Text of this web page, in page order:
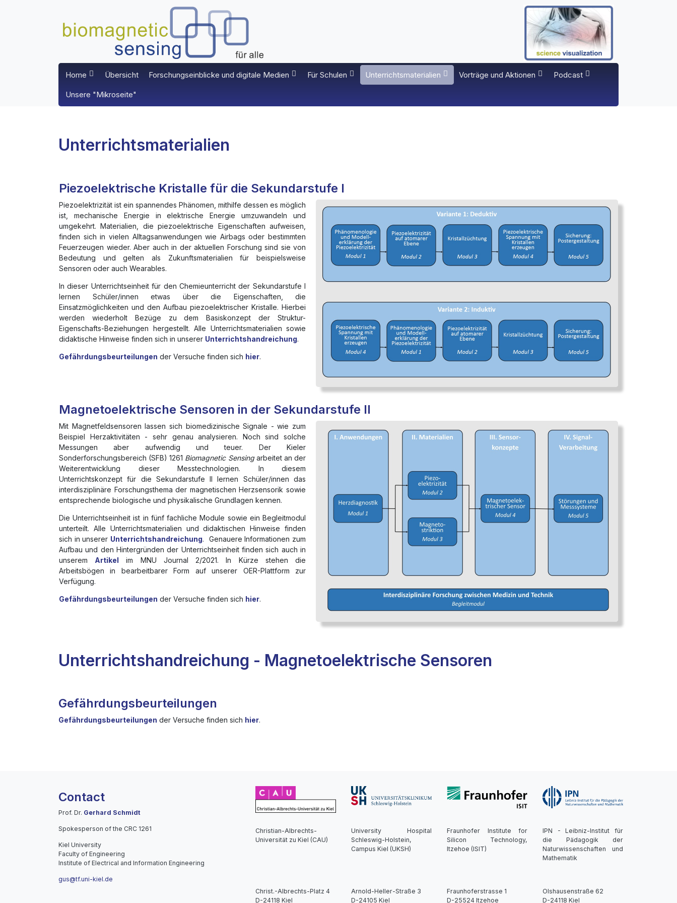
Home Übersicht Forschungseinblicke und digitale Medien Für Schulen Unterrichtsmaterialien Vorträge und Aktionen Podcast
Unsere "Mikroseite"
Unterrichtsmaterialien
Piezoelektrische Kristalle für die Sekundarstufe I
Piezoelektrizität ist ein spannendes Phänomen, mithilfe dessen es möglich
ist, mechanische Energie in elektrische Energie umzuwandeln und
umgekehrt. Materialien, die piezoelektrische Eigenschaften aufweisen,
finden sich in vielen Alltagsanwendungen wie Airbags oder bestimmten
Feuerzeugen wieder. Aber auch in der aktuellen Forschung sind sie von
Bedeutung und gelten als Zukunftsmaterialien für beispielsweise
Sensoren oder auch Wearables.
In dieser Unterrichtseinheit für den Chemieunterricht der Sekundarstufe I
lernen Schüler/innen etwas über die Eigenschaften, die
Einsatzmöglichkeiten und den Aufbau piezoelektrischer Kristalle. Hierbei
werden wiederholt Bezüge zu dem Basiskonzept der Struktur-
Eigenschafts-Beziehungen hergestellt. Alle Unterrichtsmaterialien sowie
didaktische Hinweise finden sich in unserer Unterrichtshandreichung.
Gefährdungsbeurteilungen der Versuche finden sich hier.
Magnetoelektrische Sensoren in der Sekundarstufe II
Mit Magnetfeldsensoren lassen sich biomedizinische Signale - wie zum
Beispiel Herzaktivitäten - sehr genau analysieren. Noch sind solche
Messungen aber aufwendig und teuer. Der Kieler
Sonderforschungsbereich (SFB) 1261 Biomagnetic Sensingarbeitet an der
Weiterentwicklung dieser Messtechnologien. In diesem
Unterrichtskonzept für die Sekundarstufe II lernen Schüler/innen das
interdisziplinäre Forschungsthema der magnetischen Herzsensorik sowie
entsprechende biologische und physikalische Grundlagen kennen.
Die Unterrichtseinheit ist in fünf fachliche Module sowie ein Begleitmodul
unterteilt. Alle Unterrichtsmaterialien und didaktischen Hinweise finden
sich in unserer Unterrichtshandreichung. Genauere Informationen zum
Aufbau und den Hintergründen der Unterrichtseinheit finden sich auch in
unserem Artikel im MNU Journal 2/2021. In Kürze stehen die
Arbeitsbögen in bearbeitbarer Form auf unserer OER-Plattform zur
Verfügung.
Gefährdungsbeurteilungen der Versuche finden sich hier.
Unterrichtshandreichung - Magnetoelektrische Sensoren
Gefährdungsbeurteilungen
Gefährdungsbeurteilungen der Versuche finden sich hier.
Contact
Prof. Dr. Gerhard Schmidt
Spokesperson of the CRC 1261
Kiel University
Faculty of Engineering
Institute of Electrical and Information Engineering
gus@tf.uni-kiel.de
Christian-Albrechts-
Universität zu Kiel (CAU)
Christ.-Albrechts-Platz 4
D-24118 Kiel
University Hospital
Schleswig-Holstein,
Campus Kiel (UKSH)
Arnold-Heller-Straße 3
D-24105 Kiel
Fraunhofer Institute for
Silicon Technology,
Itzehoe (ISIT)
Fraunhoferstrasse 1
D-25524 Itzehoe
IPN - Leibniz-Institut für
die Pädagogik der
Naturwissenschaften und
Mathematik
Olshausenstraße 62
D-24118 Kiel